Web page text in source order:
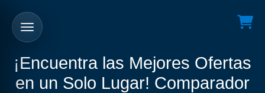
¡Encuentra las Mejores Ofertas
en un Solo Lugar! Comparador